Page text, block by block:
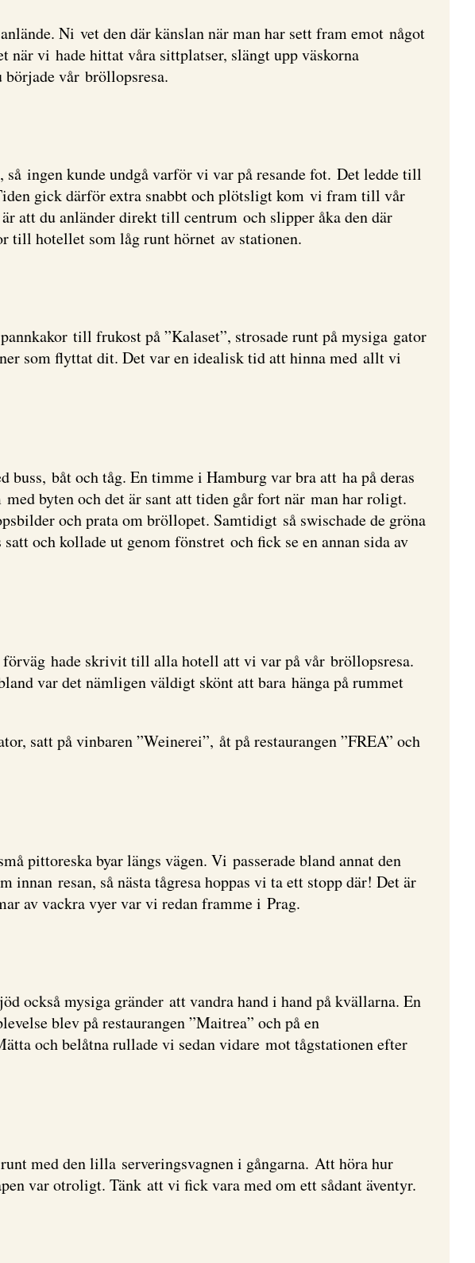
Ni vet den där känslan när man har sett fram emot något
vi hade hittat våra sittplatser, slängt upp väskorna
vår bröllopsresa.
ingen kunde undgå varför vi var på resande fot. Det ledde till
gick därför extra snabbt och plötsligt kom vi fram till vår
att du anländer direkt till centrum och slipper åka den där
till hotellet som låg runt hörnet av stationen.
till frukost på ”Kalaset”, strosade runt på mysiga gator
som flyttat dit. Det var en idealisk tid att hinna med allt vi
båt och tåg. En timme i Hamburg var bra att ha på deras
byten och det är sant att tiden går fort när man har roligt.
och prata om bröllopet. Samtidigt så swischade de gröna
och kollade ut genom fönstret och fick se en annan sida av
hade skrivit till alla hotell att vi var på vår bröllopsresa.
var det nämligen väldigt skönt att bara hänga på rummet
satt på vinbaren ”Weinerei”, åt på restaurangen ”FREA” och
pittoreska byar längs vägen. Vi passerade bland annat den
resan, så nästa tågresa hoppas vi ta ett stopp där! Det är
av vackra vyer var vi redan framme i Prag.
också mysiga gränder att vandra hand i hand på kvällarna. En
blev på restaurangen ”Maitrea” och på en
och belåtna rullade vi sedan vidare mot tågstationen efter
med den lilla serveringsvagnen i gångarna. Att höra hur
var otroligt. Tänk att vi fick vara med om ett sådant äventyr.